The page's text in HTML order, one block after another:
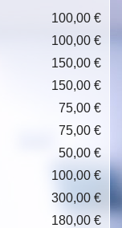
100,00 €
100,00 €
150,00 €
150,00 €
75,00 €
75,00 €
50,00 €
100,00 €
300,00 €
180,00 €